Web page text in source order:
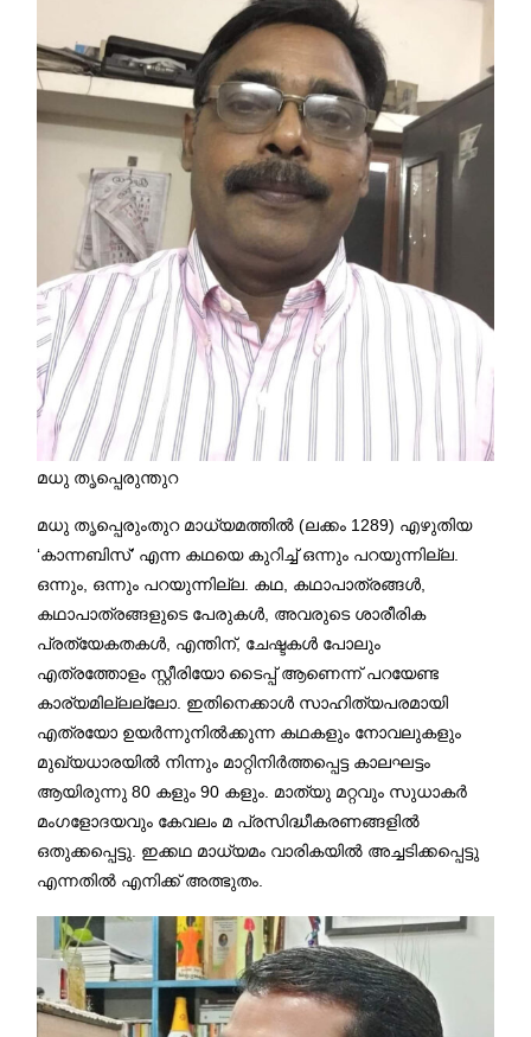
മധു തൃപ്പെരുന്തുറ
മധു തൃപ്പെരുംതുറ മാധ്യമത്തിൽ (ലക്കം 1289) എഴുതിയ
‘കാന്നബിസ്’ എന്ന കഥയെ കുറിച്ച് ഒന്നും പറയുന്നില്ല.
ഒന്നും, ഒന്നും പറയുന്നില്ല. കഥ, കഥാപാത്രങ്ങൾ,
കഥാപാത്രങ്ങളുടെ പേരുകൾ, അവരുടെ ശാരീരിക
പ്രത്യേകതകൾ, എന്തിന്, ചേഷ്ടകൾ പോലും
എത്രത്തോളം സ്റ്റീരിയോ ടൈപ്പ് ആണെന്ന് പറയേണ്ട
കാര്യമില്ലല്ലോ. ഇതിനെക്കാൾ സാഹിത്യപരമായി
എത്രയോ ഉയർന്നുനിൽക്കുന്ന കഥകളും നോവലുകളും
മുഖ്യധാരയിൽ നിന്നും മാറ്റിനിർത്തപ്പെട്ട കാലഘട്ടം
ആയിരുന്നു 80 കളും 90 കളും. മാത്യു മറ്റവും സുധാകർ
മംഗളോദയവും കേവലം മ പ്രസിദ്ധീകരണങ്ങളിൽ
ഒതുക്കപ്പെട്ടു. ഇക്കഥ മാധ്യമം വാരികയിൽ അച്ചടിക്കപ്പെട്ടു
എന്നതിൽ എനിക്ക് അത്ഭുതം.